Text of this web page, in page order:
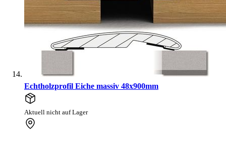
Echtholzprofil Eiche massiv 48x900mm
Aktuell nicht auf Lager